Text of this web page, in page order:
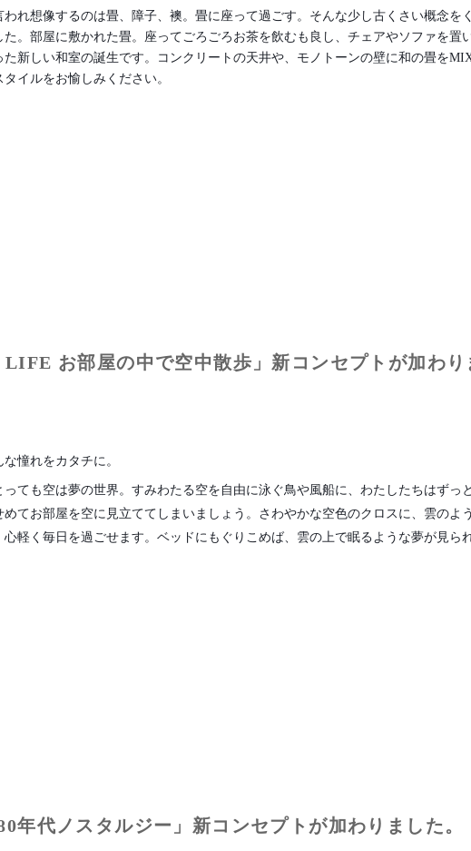
われ想像するのは畳、障子、襖。畳に座って過ごす。そんな少し古くさい概念を
。部屋に敷かれた畳。座ってごろごろお茶を飲むも良し、チェアやソファを置
た新しい和室の誕生です。コンクリートの天井や、モノトーンの壁に和の畳を
イルをお愉しみください。
お部屋の中で空中散歩」新コンセプトが加わり
憧れをカタチに。
っても空は夢の世界。すみわたる空を自由に泳ぐ鳥や風船に、わたしたちはずっ
てお部屋を空に見立ててしまいましょう。さわやかな空色のクロスに、雲のよ
軽く毎日を過ごせます。ベッドにもぐりこめば、雲の上で眠るような夢が見ら
年代ノスタルジー」新コンセプトが加わりました。